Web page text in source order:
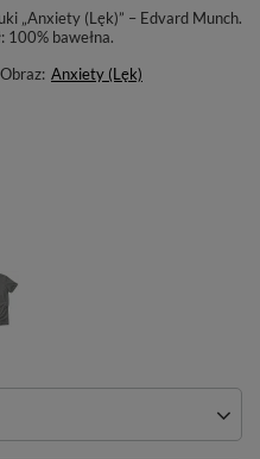
„Anxiety (Lęk)” – Edvard Munch.
100% bawełna.
Obraz: Anxiety (Lęk)